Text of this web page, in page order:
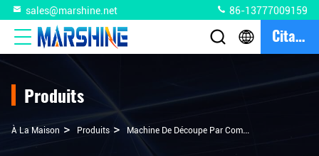
sales@marshine.net 86-13777009159
Citation
Produits
À La Maison > Produits > Machine De Découpe Par Compression De Câbles